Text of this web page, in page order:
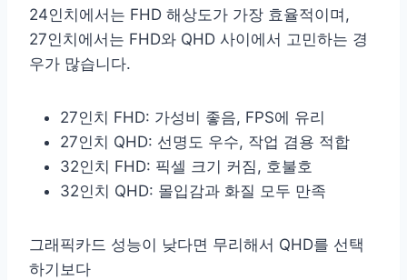
24인치에서는 FHD 해상도가 가장 효율적이며,
27인치에서는 FHD와 QHD 사이에서 고민하는 경
우가 많습니다.
27인치 FHD: 가성비 좋음, FPS에 유리
27인치 QHD: 선명도 우수, 작업 겸용 적합
32인치 FHD: 픽셀 크기 커짐, 호불호
32인치 QHD: 몰입감과 화질 모두 만족
그래픽카드 성능이 낮다면 무리해서 QHD를 선택
하기보다